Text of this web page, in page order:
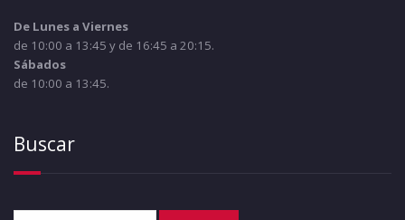
De Lunes a Viernes
de 10:00 a 13:45 y de 16:45 a 20:15.
Sábados
de 10:00 a 13:45.
Buscar